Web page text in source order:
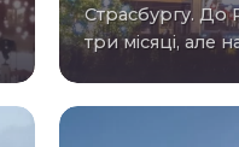
Страсбургу. До
три місяці, але